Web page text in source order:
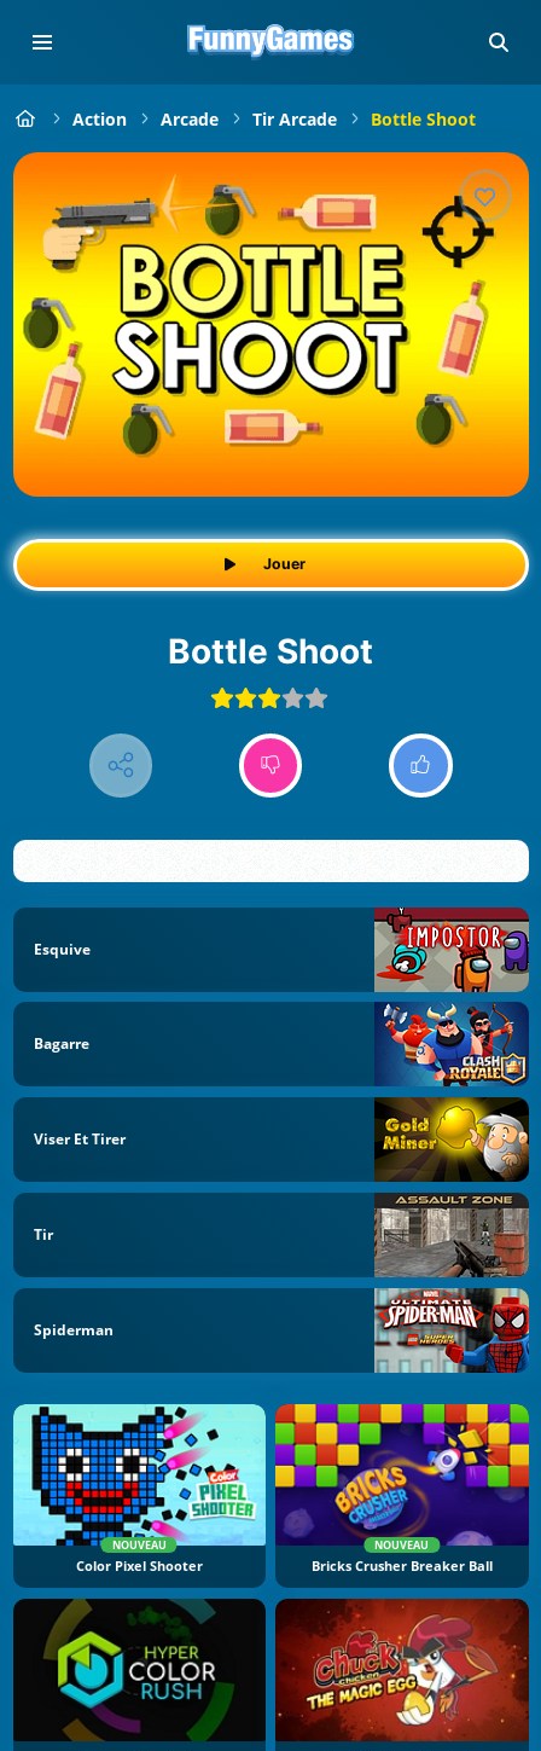
Action Arcade Tir Arcade Bottle Shoot
Jouer
Bottle Shoot
Esquive
Bagarre
Viser Et Tirer
Tir
Spiderman
NOUVEAU
Color Pixel Shooter
NOUVEAU
Bricks Crusher Breaker Ball